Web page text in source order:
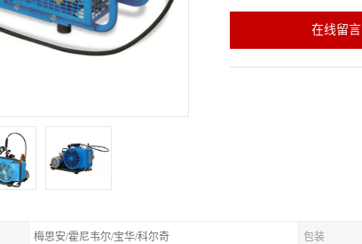
在线留言
梅思安/霍尼韦尔/宝华/科尔奇 包装